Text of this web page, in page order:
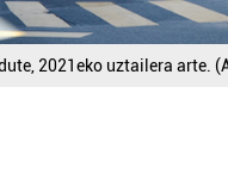
2021eko uztailera arte.